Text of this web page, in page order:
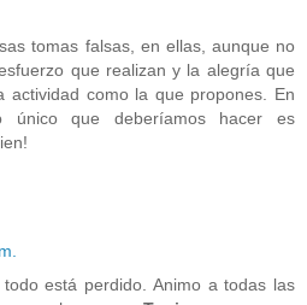
tomas falsas, en ellas, aunque no
que realizan y la alegría que
actividad como la que propones. En
que deberíamos hacer es
está perdido. Animo a todas las